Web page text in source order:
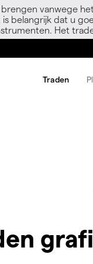
brengen vanwege
is belangrijk dat u
Het
Traden